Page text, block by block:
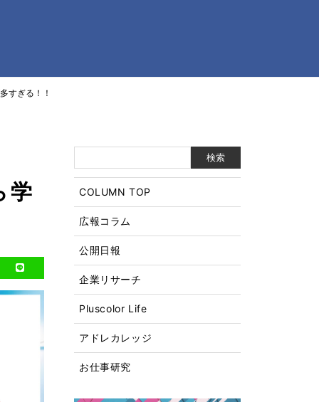
すぎる！！
学
COLUMN TOP
広報コラム
公開日報
企業リサーチ
Pluscolor Life
アドレカレッジ
お仕事研究